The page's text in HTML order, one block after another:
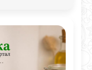
дали сок,
соками
соус.
мостика
и